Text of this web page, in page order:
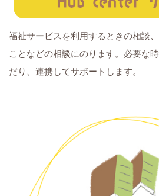
福祉サービスを利用するときの相談
ことなどの相談にのります。必要な
だり、連携してサポートします。